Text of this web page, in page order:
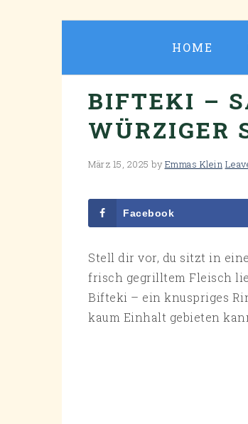
HOME
BIFTEKI –
WÜRZIGER
März 15, 2025 byEmmas Klein
Facebook
Stell dir vor, du sitzt in
frisch gegrilltem Fleisch
Bifteki – ein knuspriges
kaum Einhalt gebieten